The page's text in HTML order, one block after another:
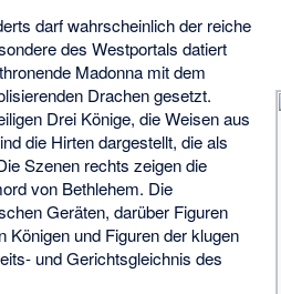
darf wahrscheinlich der reiche
des Westportals datiert
Madonna mit dem
Drachen gesetzt.
Drei Könige, die Weisen aus
die Hirten dargestellt, die als
Szenen rechts zeigen die
von Bethlehem. Die
Geräten, darüber Figuren
und Figuren der klugen
und Gerichtsgleichnis des